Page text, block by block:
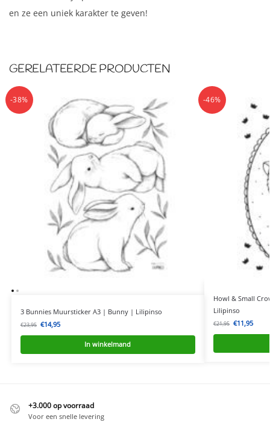
en ze een uniek karakter te geven!
GERELATEERDE PRODUCTEN
-38%
3 Bunnies Muursticker A3 | Bunny | Lilipinso
€23,95 €14,95
In winkelmand
-46%
Howl & Small
Lilipinso
€21,95 €11,95
+3.000 op voorraad
Voor een snelle levering